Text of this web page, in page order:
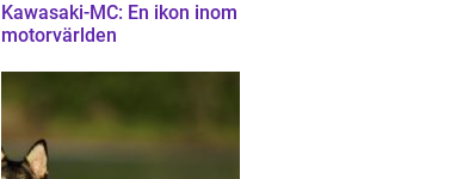
Kawasaki-MC: En ikon inom
motorvärlden